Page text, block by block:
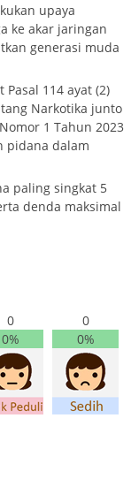
upaya
ke akar jaringan
generasi muda
114 ayat (2)
Narkotika junto
1 Tahun 2023
pidana dalam
paling singkat 5
denda maksimal
0
0%
0
0%